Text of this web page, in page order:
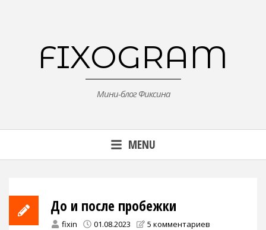
FIXOGRAM
Мини-блог Фиксина
MENU
До и после пробежки
fixin 01.08.2023 5 комментариев